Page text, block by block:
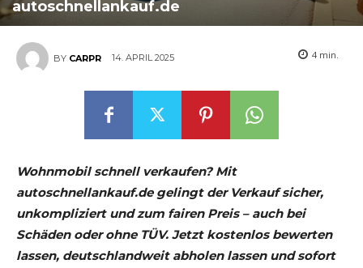
autoschnellankauf.de
BY CARPR 14. APRIL 2025 4 min.
Wohnmobil schnell verkaufen? Mit
autoschnellankauf.de gelingt der Verkauf sicher,
unkompliziert und zum fairen Preis – auch bei
Schäden oder ohne TÜV. Jetzt kostenlos bewerten
lassen, deutschlandweit abholen lassen und sofort